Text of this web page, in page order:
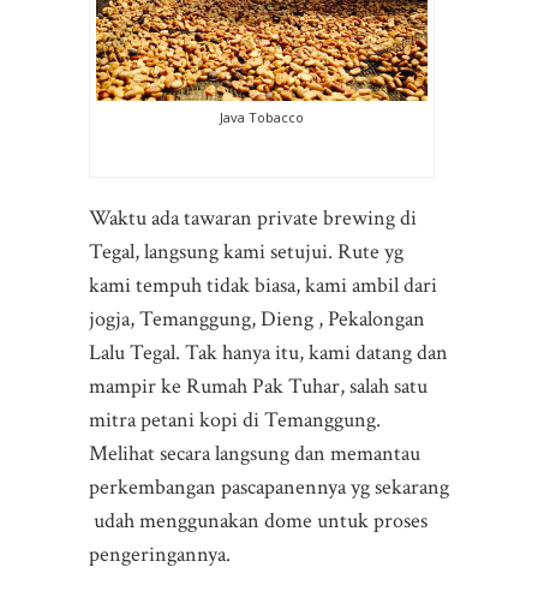
Java Tobacco
Waktu ada tawaran private brewing di
Tegal, langsung kami setujui. Rute yg
kami tempuh tidak biasa, kami ambil dari
jogja, Temanggung, Dieng , Pekalongan
Lalu Tegal. Tak hanya itu, kami datang dan
mampir ke Rumah Pak Tuhar, salah satu
mitra petani kopi di Temanggung.
Melihat secara langsung dan memantau
perkembangan pascapanennya yg sekarang
udah menggunakan dome untuk proses
pengeringannya.